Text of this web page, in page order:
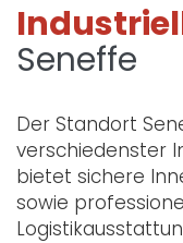
Seneffe
Der Standort
verschiedenster
bietet sichere
sowie